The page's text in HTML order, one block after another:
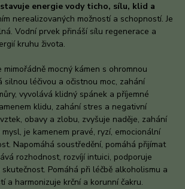
energie vody ticho, sílu, klid a
nerealizovaných možností a schopností. Je
Vodní prvek přináší sílu regenerace a
kruhu života.
mimořádně mocný kámen s ohromnou
silnou léčivou a očistnou moc, zahání
vyvolává klidný spánek a příjemné
klidu, zahání stres a negativní
obavy a zlobu, zvyšuje naděje, zahání
je kamenem pravé, ryzí, emocionální
Napomáhá soustředění, pomáhá přijímat
rozhodnost, rozvíjí intuici, podporuje
Pomáhá při léčbě alkoholismu a
a harmonizuje krční a korunní čakru.